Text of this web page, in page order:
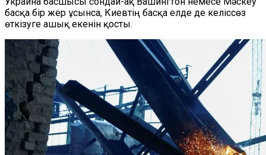
басқа бір жер ұсынса, Киевтің басқа елде де келіссөз
өткізуге ашық екенін қосты.